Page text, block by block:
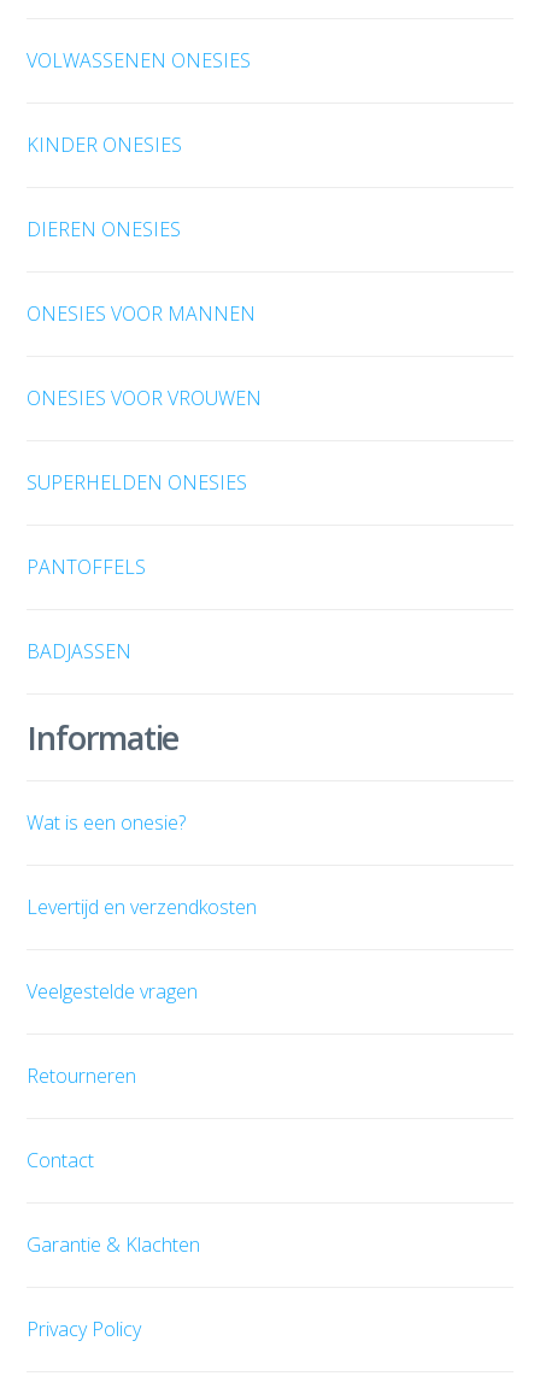
VOLWASSENEN ONESIES
KINDER ONESIES
DIEREN ONESIES
ONESIES VOOR MANNEN
ONESIES VOOR VROUWEN
SUPERHELDEN ONESIES
PANTOFFELS
BADJASSEN
Informatie
Wat is een onesie?
Levertijd en verzendkosten
Veelgestelde vragen
Retourneren
Contact
Garantie & Klachten
Privacy Policy